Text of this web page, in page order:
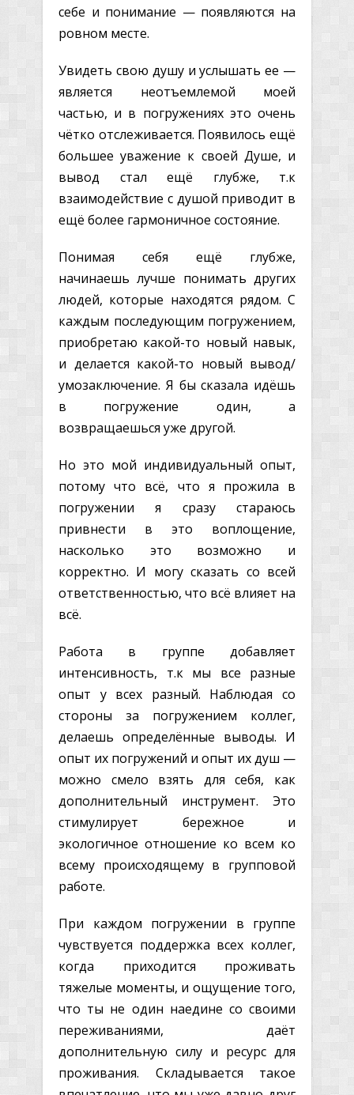
себе и понимание — появляются на
ровном месте.
Увидеть свою душу и услышать ее —
является неотъемлемой моей
частью, и в погружениях это очень
чётко отслеживается. Появилось ещё
большее уважение к своей Душе, и
вывод стал ещё глубже, т.к
взаимодействие с душой приводит в
ещё более гармоничное состояние.
Понимая себя ещё глубже,
начинаешь лучше понимать других
людей, которые находятся рядом. С
каждым последующим погружением,
приобретаю какой-то новый навык,
и делается какой-то новый вывод/
умозаключение. Я бы сказала идёшь
в погружение один, а
возвращаешься уже другой.
Но это мой индивидуальный опыт,
потому что всё, что я прожила в
погружении я сразу стараюсь
привнести в это воплощение,
насколько это возможно и
корректно. И могу сказать со всей
ответственностью, что всё влияет на
всё.
Работа в группе добавляет
интенсивность, т.к мы все разные
опыт у всех разный. Наблюдая со
стороны за погружением коллег,
делаешь определённые выводы. И
опыт их погружений и опыт их душ —
можно смело взять для себя, как
дополнительный инструмент. Это
стимулирует бережное и
экологичное отношение ко всем ко
всему происходящему в групповой
работе.
При каждом погружении в группе
чувствуется поддержка всех коллег,
когда приходится проживать
тяжелые моменты, и ощущение того,
что ты не один наедине со своими
переживаниями, даёт
дополнительную силу и ресурс для
проживания. Складывается такое